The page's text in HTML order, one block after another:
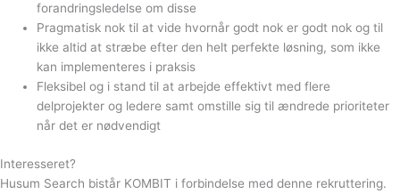
forandringsledelse om disse
Pragmatisk nok til at vide hvornår godt nok er godt nok og til
ikke altid at stræbe efter den helt perfekte løsning, som ikke
kan implementeres i praksis
Fleksibel og i stand til at arbejde effektivt med flere
delprojekter og ledere samt omstille sig til ændrede prioriteter
når det er nødvendigt
Interesseret?
Husum Search bistår KOMBIT i forbindelse med denne rekruttering.